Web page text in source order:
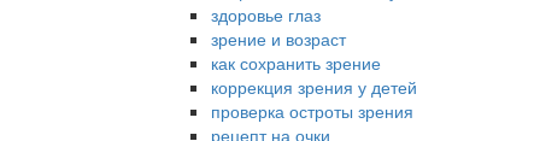
здоровье глаз
зрение и возраст
как сохранить зрение
коррекция зрения у детей
проверка остроты зрения
рецепт на очки